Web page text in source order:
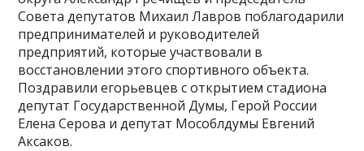
Совета депутатов Михаил Лавров поблагодарили
предпринимателей и руководителей
предприятий, которые участвовали в
восстановлении этого спортивного объекта.
Поздравили егорьевцев с открытием стадиона
депутат Государственной Думы, Герой России
Елена Серова и депутат Мособлдумы Евгений
Аксаков.